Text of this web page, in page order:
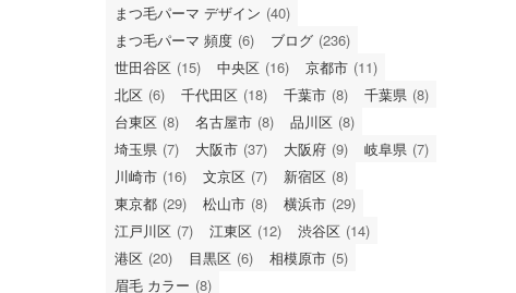
まつ毛パーマ デザイン (40)
まつ毛パーマ 頻度 (6) ブログ (236)
世田谷区 (15) 中央区 (16) 京都市 (11)
北区 (6) 千代田区 (18) 千葉市 (8) 千葉県 (8)
台東区 (8) 名古屋市 (8) 品川区 (8)
埼玉県 (7) 大阪市 (37) 大阪府 (9) 岐阜県 (7)
川崎市 (16) 文京区 (7) 新宿区 (8)
東京都 (29) 松山市 (8) 横浜市 (29)
江戸川区 (7) 江東区 (12) 渋谷区 (14)
港区 (20) 目黒区 (6) 相模原市 (5)
眉毛 カラー (8)